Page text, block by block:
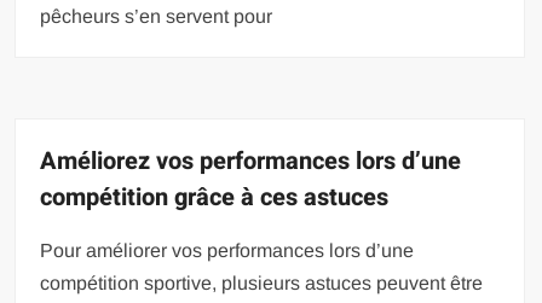
pêcheurs s’en servent pour
Améliorez vos performances lors d’une
compétition grâce à ces astuces
Pour améliorer vos performances lors d’une
compétition sportive, plusieurs astuces peuvent être